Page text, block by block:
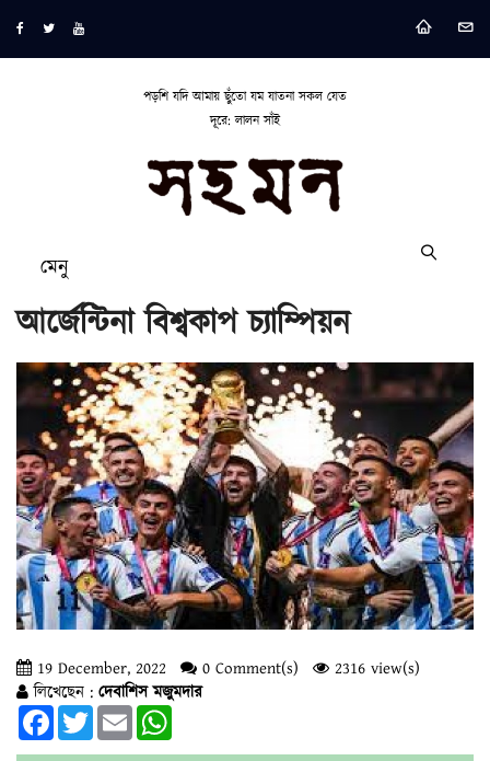
পড়শি যদি আমায় ছুঁতো যম যাতনা সকল যেত
দূরে: লালন সাঁই
মেনু
আর্জেন্টিনা বিশ্বকাপ চ্যাম্পিয়ন
19 December, 2022 0 Comment(s)
2316 view(s)
লিখেছেন : দেবাশিস মজুমদার
FacebookTwitterEmail